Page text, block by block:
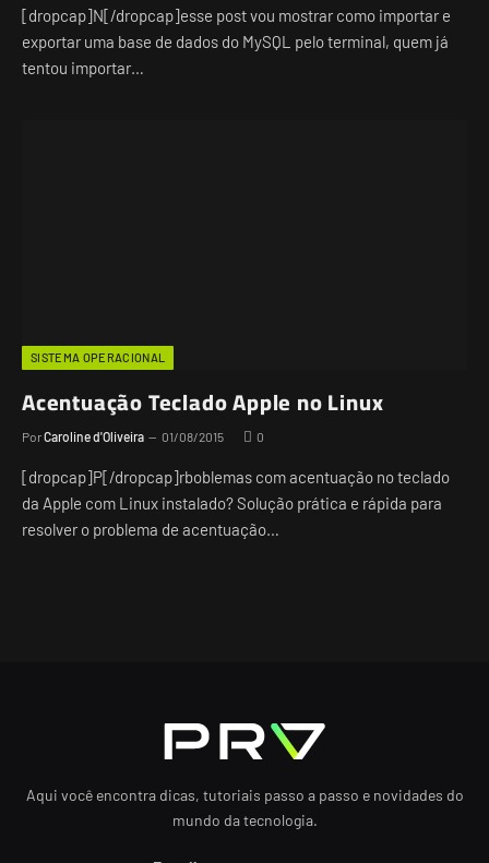
[dropcap]N[/dropcap]esse post vou mostrar como importar e
exportar uma base de dados do MySQL pelo terminal, quem já
tentou importar…
SISTEMA OPERACIONAL
Acentuação Teclado Apple no Linux
PorCaroline d'Oliveira 01/08/2015 0
[dropcap]P[/dropcap]rboblemas com acentuação no teclado
da Apple com Linux instalado? Solução prática e rápida para
resolver o problema de acentuação…
Aqui você encontra dicas, tutoriais passo a passo e novidades do
mundo da tecnologia.